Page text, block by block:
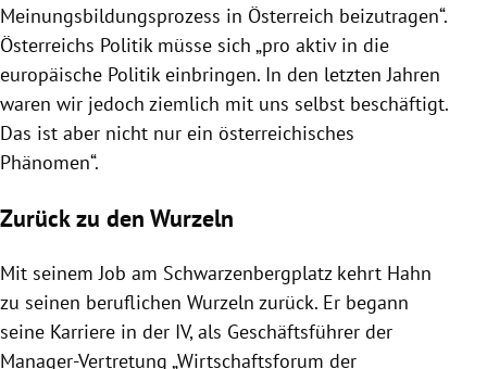
Meinungsbildungsprozess in Österreich beizutragen“.
Österreichs Politik müsse sich „pro aktiv in die
europäische Politik einbringen. In den letzten Jahren
waren wir jedoch ziemlich mit uns selbst beschäftigt.
Das ist aber nicht nur ein österreichisches
Phänomen“.
Zurück zu den Wurzeln
Mit seinem Job am Schwarzenbergplatz kehrt Hahn
zu seinen beruflichen Wurzeln zurück. Er begann
seine Karriere in der IV, als Geschäftsführer der
Manager-Vertretung „Wirtschaftsforum der